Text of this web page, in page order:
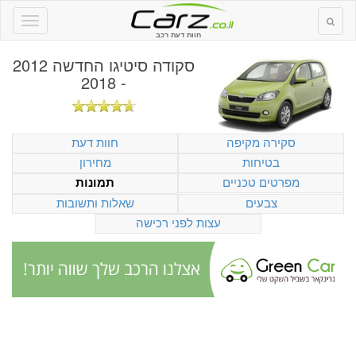
חוות דעת רכב
סקודה סיטיגו החדשה 2012
- 2018
סקירה מקיפה
חוות דעת
בטיחות
מחירון
מפרטים טכניים
תמונות
צבעים
שאלות ותשובות
עצות לפני רכישה